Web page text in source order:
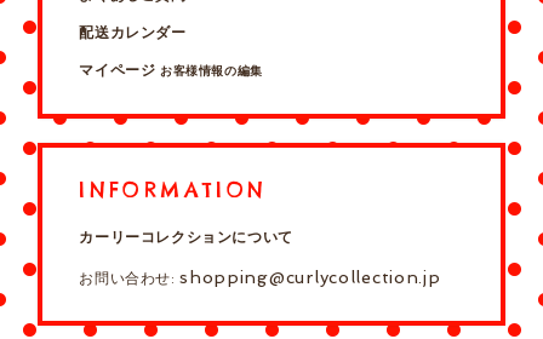
配送カレンダー
マイページ お客様情報の編集
INFORMATION
カーリーコレクションについて
お問い合わせ:shopping@curlycollection.jp